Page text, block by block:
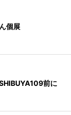
個展
前に